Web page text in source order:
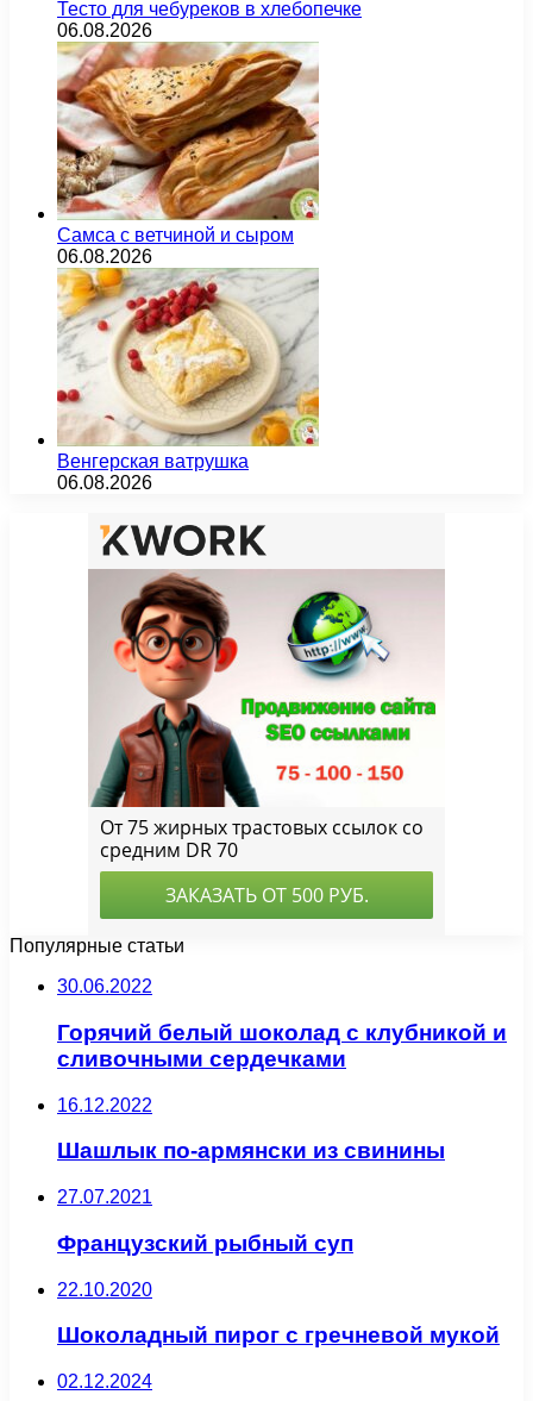
Тесто для чебуреков в хлебопечке
06.08.2026
Самса с ветчиной и сыром
06.08.2026
Венгерская ватрушка
06.08.2026
Популярные статьи
30.06.2022
Горячий белый шоколад с клубникой и
сливочными сердечками
16.12.2022
Шашлык по-армянски из свинины
27.07.2021
Французский рыбный суп
22.10.2020
Шоколадный пирог с гречневой мукой
02.12.2024